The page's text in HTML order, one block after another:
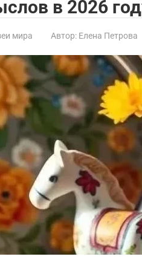
в 2026
мира Автор: Елена Петрова